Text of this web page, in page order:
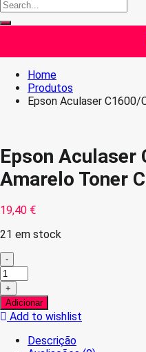
Home
Produtos
Epson Aculaser C1600/
Epson Aculaser
Amarelo Toner
19,40 €
21 em stock
-
Quantidade
de
Epson
Aculaser
C1600/CX16
Amarelo
+
Adicionar
Add to wishlist
Descrição